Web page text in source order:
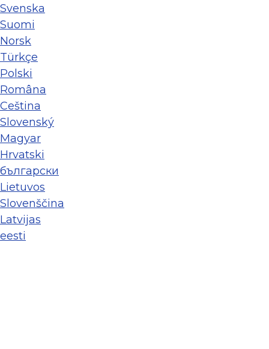
Svenska
Suomi
Norsk
Türkçe
Polski
Româna
Ceština
Slovenský
Magyar
Hrvatski
български
Lietuvos
Slovenščina
Latvijas
eesti